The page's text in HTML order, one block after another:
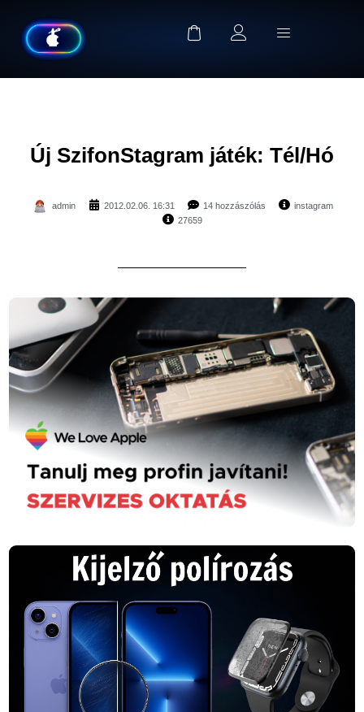
Új SzifonStagram játék: Tél/Hó
admin 2012.02.06. 16:31 14 hozzászólás
instagram
27659